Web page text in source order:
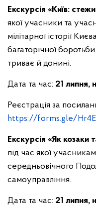
Екскурсія «Київ:
якої учасники та
мілітарної історії
багаторічної
триває й донині.
Дата та час: 21 липня,
Реєстрація за
https://forms.gle/
Екскурсія «Як козаки
під час якої
середньовічного
самоуправління.
Дата та час: 21 липня,